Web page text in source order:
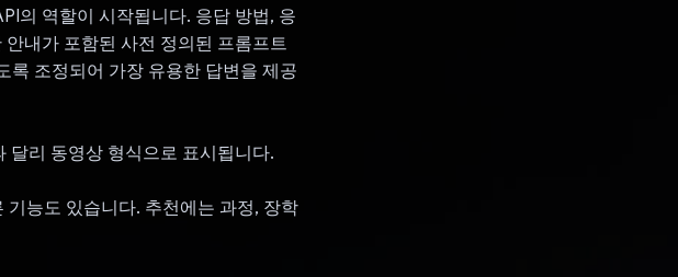
의 역할이 시작됩니다. 응답 방법, 응
내가 포함된 사전 정의된 프롬프트
록 조정되어 가장 유용한 답변을 제공
달리 동영상 형식으로 표시됩니다.
능도 있습니다. 추천에는 과정, 장학